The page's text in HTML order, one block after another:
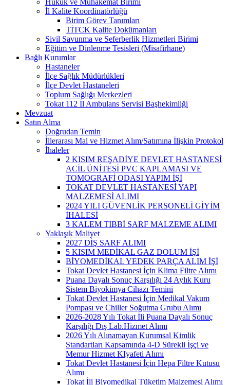
İl Kalite Koordinatörlüğü
Birim Görev Tanımları
TİTCK Kalite Dokümanları
Sivil Savunma ve Seferberlik Hizmetleri Birimi
Eğitim ve Dinlenme Tesisleri (Misafirhane)
Bağlı Kurumlar
Hastaneler
İlçe Sağlık Müdürlükleri
İlçe Devlet Hastaneleri
Toplum Sağlığı Merkezleri
Tokat 112 İl Ambulans Servisi Başhekimliği
Mevzuat
Satın Alma
Doğrudan Temin
İllerarası Mal ve Hizmet Alım/Satımına İlişkin Protokol
İhaleler
2 KISIM REŞADİYE DEVLET HASTANESİ
ACİL ÜNİTESİ PVC KAPLAMASI VE
TOMOGRAFİ ODASI YAPIM İŞİ
TOKAT DEVLET HASTANESİ YAPI
MALZEMESİ ALIMI
2024 YILI GÜVENLİK PERSONELİ GİYİM
İHALESİ
3 KALEM TIBBİ SARF MALZEME ALIMI
Yaklaşık Maliyet
2027 DİŞ SARF ALIMI
5 KISIM MEDİKAL GAZ DOLUM İŞİ
BİYOMEDİKAL YEDEK PARÇA ALIM İŞİ
Tokat Devlet Hastanesi İçin Klima Filtre Alımı
Puana Dayalı Sonuç Karşılığı 24 Aylık Kuru
Sistem Biyokimya Cihazı Temini
Tokat Devlet Hastanesi İçin Medikal Vakum
Pompası ve Chiller Soğutma Grubu Alımı
2026-2028 Yılı Tokat İli Puana Dayalı Sonuç
Karşılığı Dış Lab.Hizmet Alımı
2026 Yılı Alınamayan Kurumsal Kimlik
Standartları Kapsamında 4-D Sürekli İşçi ve
Memur Hizmet KIyafeti Alımı
Tokat Devlet Hastanesi İçin Hepa Filtre Kutusu
Alımı
Tokat İli Biyomedikal Tüketim Malzemesi Alımı